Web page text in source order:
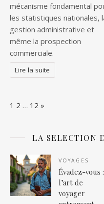
mécanisme fondamental
les statistiques nationales,
gestion administrative et
même la prospection
commerciale.
Lire la suite
Page:
1 2 … 12 Next
»
LA SELECTION
VOYAGES
Évadez-vous :
l’art de
voyager